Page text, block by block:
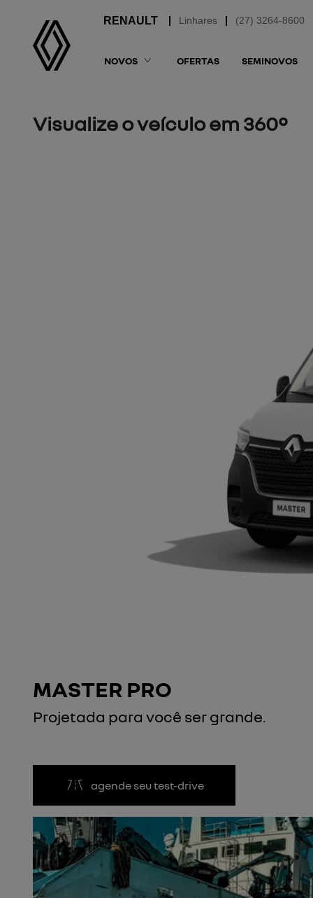
(27) 3264-8600
Linhares
NOVOS OFERTAS SEMINOVOS
Visualize o veículo em 360°
MASTER PRO
Projetada para você ser grande.
agende seu test-drive